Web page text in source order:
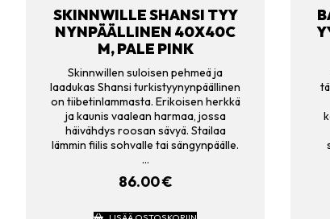
SKINNWILLE SHANSI TYY
NYNPÄÄLLINEN 40X40C
M, PALE PINK
Skinnwillen suloisen pehmeä ja
laadukas Shansi turkistyynynpäällinen
on tiibetinlammasta. Erikoisen herkkä
ja kaunis vaalean harmaa, jossa
häivähdys roosan sävyä. Stailaa
lämmin fiilis sohvalle tai sängynpäälle.
…
86.00€